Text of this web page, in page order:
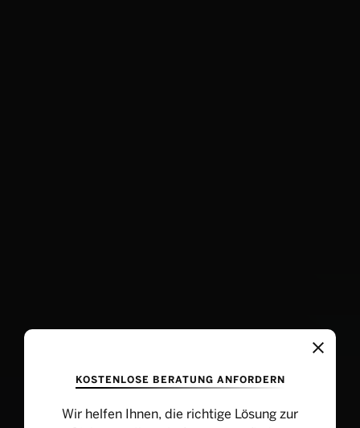
KOSTENLOSE BERATUNG ANFORDERN
Wir helfen Ihnen, die richtige Lösung zur